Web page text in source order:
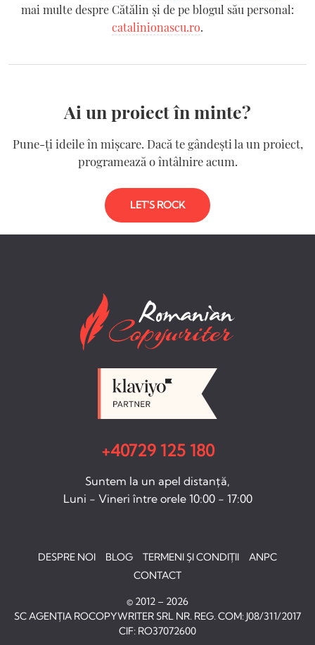
mai multe despre Cătălin și de pe blogul său personal:
catalinionascu.ro.
Ai un proiect în minte?
Pune-ți ideile în mișcare. Dacă te gândești la un proiect,
programează o întâlnire acum.
LET'S ROCK
+40729 125 180
Suntem la un apel distanță,
Luni - Vineri între orele 10:00 - 17:00
DESPRE NOI BLOG TERMENI ȘI CONDIȚII
ANPC
CONTACT
© 2012 – 2026
SC AGENȚIA ROCOPYWRITER SRL NR. REG. COM: J08/311/2017
CIF: RO37072600